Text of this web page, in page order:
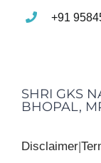
+91
SHRI GKS
BHOPAL,
Disclaimer|